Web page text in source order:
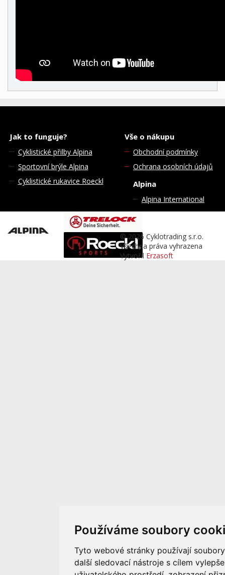
Používáme soubory
Tyto webové stránky používají
další sledovací nástroje s cílem
Jak to funguje?
Cyklistické přilby Alpina
Sportovní brýle Alpina
Cyklistické rukavice Roeckl
Vše o nákupu
Obchodní podmínky
Ochrana osobních údajů
Alpina
Alpina International
© 2026 Cyklotrading s.r.o.
Všechna práva vyhrazena
Vytvořil Erzasoft